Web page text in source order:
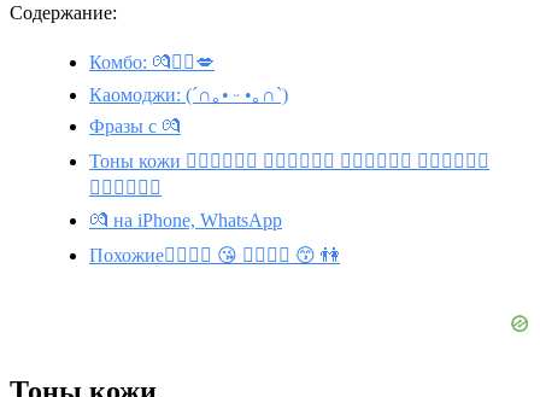
Содержание:
Комбо: 💏❤️‍🔥💋
Каомоджи: (´∩｡• ᵕ •｡∩`)
Фразы с 💏
Тоны кожи 👩🏽‍❤️‍💋‍👩🏼 👩🏿‍❤️‍💋‍👩🏼 🧑🏼‍❤️‍💋‍🧑🏿 🧑🏽‍❤️‍💋‍🧑🏿
👩🏼‍❤️‍💋‍👨🏾
💏 на iPhone, WhatsApp
Похожие👨‍❤️‍💋‍👨 😘 👩‍❤️‍💋‍👨 😙 👫
Тоны кожи